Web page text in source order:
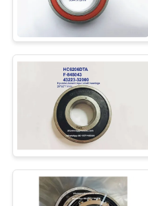
개
어
자동차